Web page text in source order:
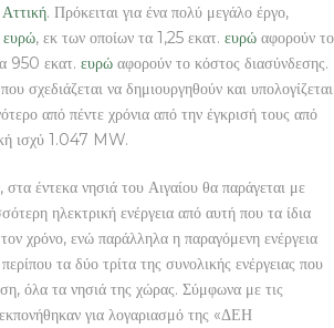
Αττική. Πρόκειται για ένα πολύ μεγάλο έργο,
ευρώ, εκ των οποίων τα 1,25 εκατ. ευρώ αφορούν το
950 εκατ. ευρώ αφορούν το κόστος διασύνδεσης.
σχεδιάζεται να δημιουργηθούν και υπολογίζεται
από πέντε χρόνια από την έγκρισή τους από
ισχύ 1.047 MW.
έντεκα νησιά του Αιγαίου θα παράγεται με
ηλεκτρική ενέργεια από αυτή που τα ίδια
χρόνο, ενώ παράλληλα η παραγόμενη ενέργεια
τα δύο τρίτα της συνολικής ενέργειας που
όλα τα νησιά της χώρας. Σύμφωνα με τις
για λογαριασμό της «ΔΕΗ